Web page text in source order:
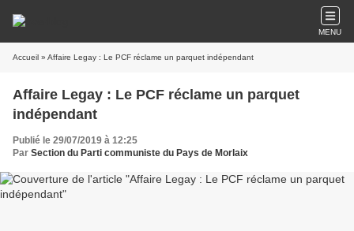
MENU
Accueil » Affaire Legay : Le PCF réclame un parquet indépendant
Affaire Legay : Le PCF réclame un parquet
indépendant
Publié le 29/07/2019 à 12:25
Par Section du Parti communiste du Pays de Morlaix